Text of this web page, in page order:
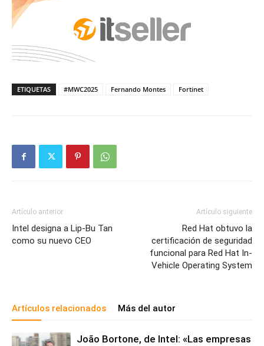
ETIQUETAS #MWC2025 Fernando Montes Fortinet
Artículo anterior
Intel designa a Lip-Bu Tan
como su nuevo CEO
Artículo siguiente
Red Hat obtuvo la
certificación de seguridad
funcional para Red Hat In-
Vehicle Operating System
Artículos relacionados Más del autor
João Bortone, de Intel: «Las empresas